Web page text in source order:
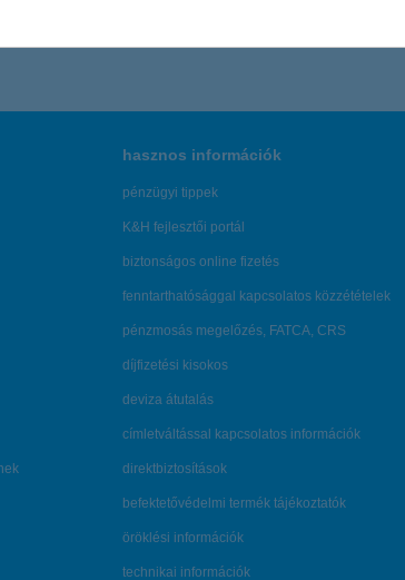
hasznos információk
pénzügyi tippek
K&H fejlesztői portál
biztonságos online fizetés
fenntarthatósággal kapcsolatos közzétételek
pénzmosás megelőzés, FATCA, CRS
díjfizetési kisokos
deviza átutalás
címletváltással kapcsolatos információk
direktbiztosítások
befektetővédelmi termék tájékoztatók
öröklési információk
technikai információk